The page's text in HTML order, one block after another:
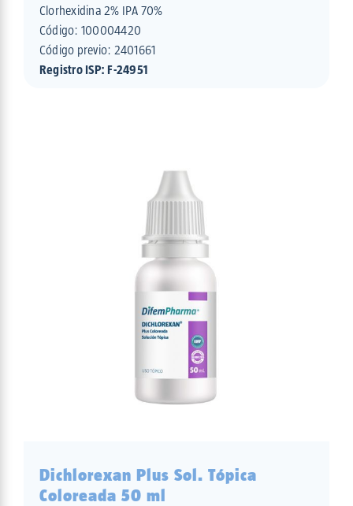
Clorhexidina 2% IPA 70%
Código: 100004420
Código previo: 2401661
Registro ISP: F-24951
Dichlorexan Plus Sol. Tópica
Coloreada 50 ml